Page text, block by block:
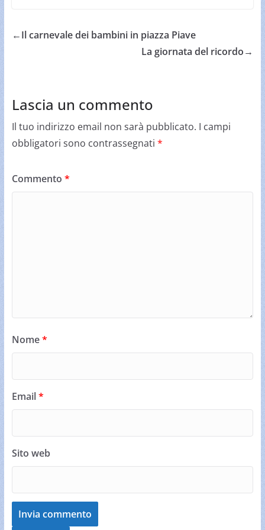
←Il carnevale dei bambini in piazza Piave
La giornata del ricordo→
Lascia un commento
Il tuo indirizzo email non sarà pubblicato. I campi
obbligatori sono contrassegnati *
Commento *
Nome*
Email*
Sito web